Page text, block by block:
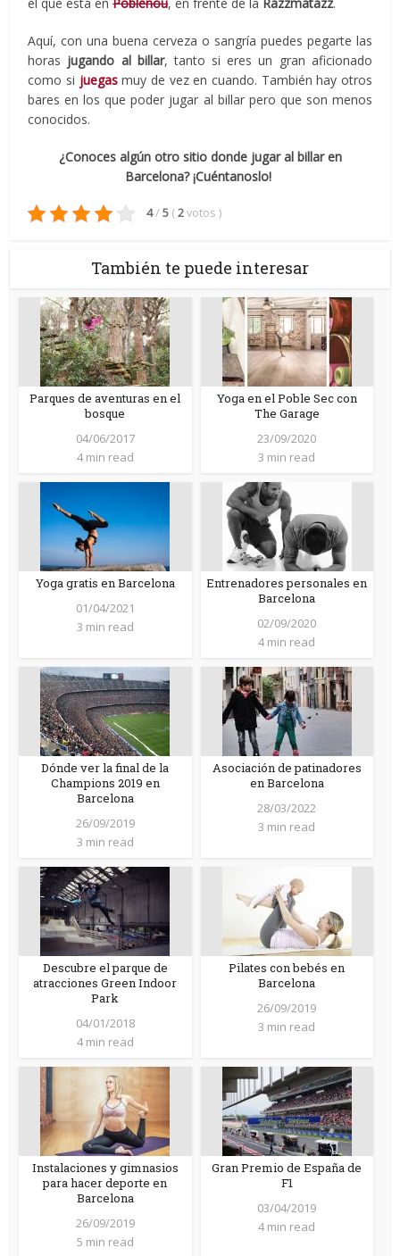
Aquí, con una buena cerveza o sangría puedes pegarte las
horas jugando al billar, tanto si eres un gran aficionado
como si juegas muy de vez en cuando. También hay otros
bares en los que poder jugar al billar pero que son menos
conocidos.
¿Conoces algún otro sitio donde jugar al billar en
Barcelona? ¡Cuéntanoslo!
4/ 5 (2votos )
También te puede interesar
Parques de aventuras en el
bosque
04/06/2017
4 min read
Yoga en el Poble Sec con
The Garage
23/09/2020
3 min read
Yoga gratis en Barcelona
01/04/2021
3 min read
Entrenadores personales en
Barcelona
02/09/2020
4 min read
Dónde ver la final de la
Champions 2019 en
Barcelona
26/09/2019
3 min read
Asociación de patinadores
en Barcelona
28/03/2022
3 min read
Descubre el parque de
atracciones Green Indoor
Park
04/01/2018
4 min read
Pilates con bebés en
Barcelona
26/09/2019
3 min read
Instalaciones y gimnasios
para hacer deporte en
Barcelona
26/09/2019
5 min read
Gran Premio de España de
F1
03/04/2019
4 min read